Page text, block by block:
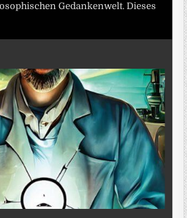
Gedankenwelt. Dieses